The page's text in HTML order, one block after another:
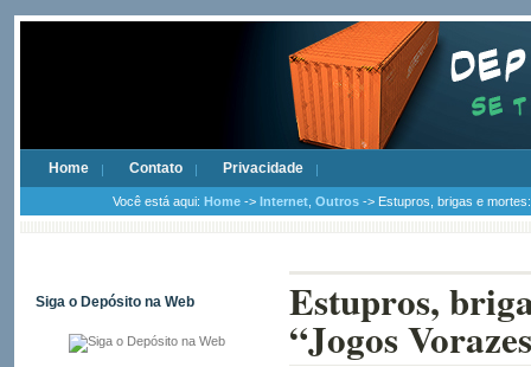
Home Contato Privacidade
Você está aqui: Home -> Internet Outros -> Estupros, brigas e
Siga o Depósito na Web Estupros,
“Jogos